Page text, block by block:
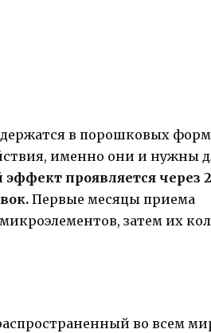
в порошковых
именно они и нужны
проявляется через
Первые месяцы приема
затем их
во всем